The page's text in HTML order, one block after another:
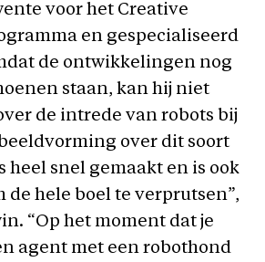
voor het Creative
en gespecialiseerd
de ontwikkelingen nog
staan, kan hij niet
de intrede van robots bij
over dit soort
heel snel gemaakt en is ook
de hele boel te verprutsen”,
“Op het moment dat je
agent met een robothond